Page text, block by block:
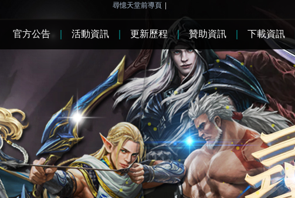
尋憶天堂前導頁